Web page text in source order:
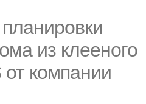
из клееного
от компании